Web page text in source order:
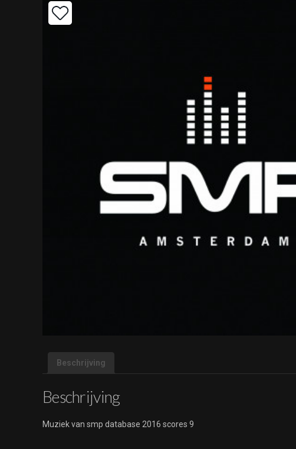
Beschrijving
Beschrijving
Muziek van smp database 2016 scores 9